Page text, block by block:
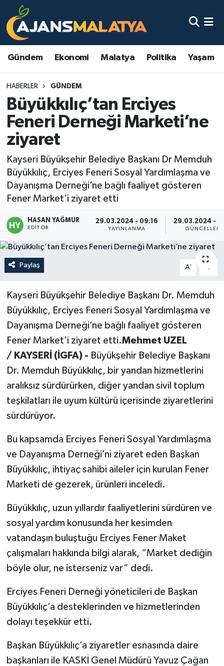
Gündem Ekonomi Malatya Politika Yaşam
HABERLER GÜNDEM
Büyükkılıç’tan Erciyes
Feneri Derneği Marketi’ne
ziyaret
Kayseri Büyükşehir Belediye Başkanı Dr Memduh
Büyükkılıç, Erciyes Feneri Sosyal Yardımlaşma ve
Dayanışma Derneği’ne bağlı faaliyet gösteren
Fener Market’i ziyaret etti
HASAN YAĞMUR
EDITÖR
29.03.2024 - 09:16
YAYINLANMA
29.03.2024 -
Paylaş A- A
Kayseri Büyükşehir Belediye Başkanı Dr. Memduh
Büyükkılıç, Erciyes Feneri Sosyal Yardımlaşma ve
Dayanışma Derneği’ne bağlı faaliyet gösteren
Fener Market’i ziyaret etti.Mehmet UZEL
/ KAYSERİ (İGFA) - Büyükşehir Belediye Başkanı
Dr. Memduh Büyükkılıç, bir yandan hizmetlerini
aralıksız sürdürürken, diğer yandan sivil toplum
teşkilatları ile uyum kültürü içerisinde ziyaretlerini
sürdürüyor.
Bu kapsamda Erciyes Feneri Sosyal Yardımlaşma
ve Dayanışma Derneği’ni ziyaret eden Başkan
Büyükkılıç, ihtiyaç sahibi aileler için kurulan Fener
Marketi de gezerek, ürünleri inceledi.
Büyükkılıç, uzun yıllardır faaliyetlerini sürdüren ve
sosyal yardım konusunda her kesimden
vatandaşın buluştuğu Erciyes Fener Maket
çalışmaları hakkında bilgi alarak, “Market dediğin
böyle olur, ne isterseniz var” dedi.
Erciyes Feneri Derneği yöneticileri de Başkan
Büyükkılıç’a desteklerinden ve hizmetlerinden
dolayı teşekkür etti.
Başkan Büyükkılıç’a ziyaretler esnasında daire
başkanları ile KASKİ Genel Müdürü Yavuz Çağan
Asayiş
Eğitim
Ekonomi
Gündem
Kadın
Kültür & Sanat
Magazin
Politika
Sağlık
Spor
Yaşam
Malatya Nöbetçi Eczaneler
Malatya Namaz Vakitleri
Malatya Trafik Yoğunluk Haritası
TFF 3.Lig 2.Grup Puan Durumu ve Fikstür
Tüm Manşetler
Son Dakika Haberleri
Haber Arşivi